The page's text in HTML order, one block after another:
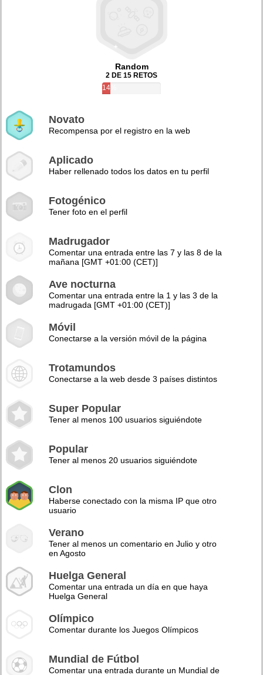
Random
2 DE 15 RETOS
14%
Novato
Recompensa por el registro en la web
Aplicado
Haber rellenado todos los datos en tu perfil
Fotogénico
Tener foto en el perfil
Madrugador
Comentar una entrada entre las 7 y las 8 de la
mañana [GMT +01:00 (CET)]
Ave nocturna
Comentar una entrada entre la 1 y las 3 de la
madrugada [GMT +01:00 (CET)]
Móvil
Conectarse a la versión móvil de la página
Trotamundos
Conectarse a la web desde 3 países distintos
Super Popular
Tener al menos 100 usuarios siguiéndote
Popular
Tener al menos 20 usuarios siguiéndote
Clon
Haberse conectado con la misma IP que otro
usuario
Verano
Tener al menos un comentario en Julio y otro
en Agosto
Huelga General
Comentar una entrada un día en que haya
Huelga General
Olímpico
Comentar durante los Juegos Olímpicos
Mundial de Fútbol
Comentar una entrada durante un Mundial de